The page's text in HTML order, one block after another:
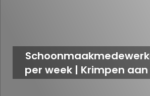
per week | Krimpen
Beroepen
Werkomgevingen